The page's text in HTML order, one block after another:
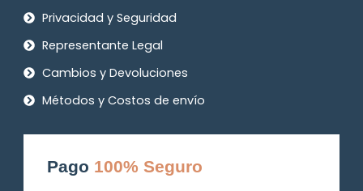
Privacidad y Seguridad
Representante Legal
Cambios y Devoluciones
Métodos y Costos de envío
Pago 100% Seguro